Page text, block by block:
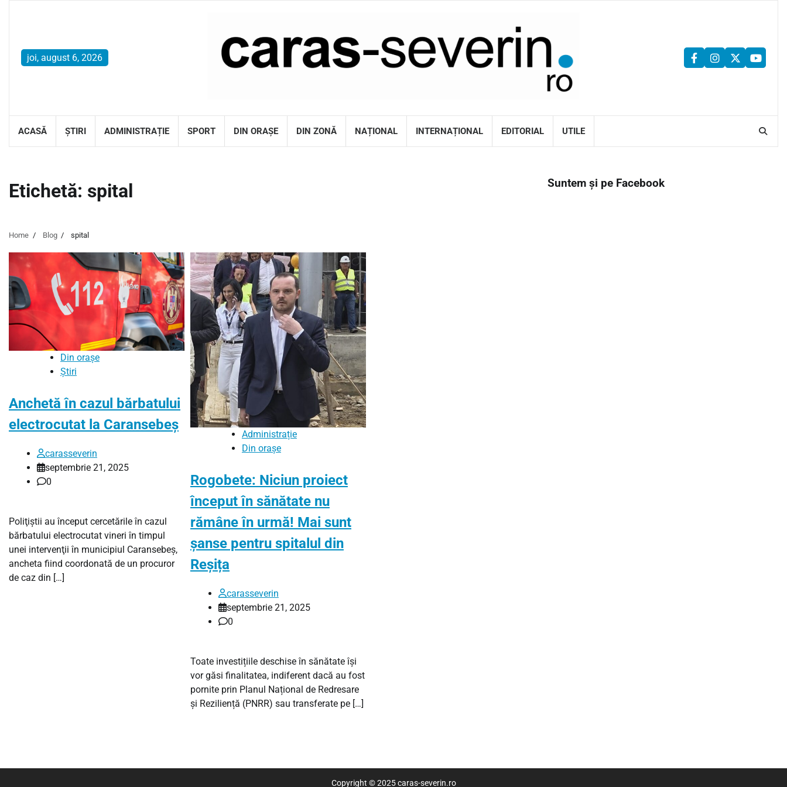
joi, august 6, 2026
facebookinstagram
twitter
ACASĂ ȘTIRI ADMINISTRAȚIE SPORT DIN ORAȘE DIN ZONĂ NAȚIONAL INTERNAȚIONAL EDITORIAL UTILE
Etichetă: spital
Home Blog spital
Din orașe
Știri
Anchetă în cazul bărbatului
electrocutat la Caransebeş
carasseverin
septembrie 21, 2025
0
Poliţiştii au început cercetările în cazul
bărbatului electrocutat vineri în timpul
unei intervenţii în municipiul Caransebeş,
ancheta fiind coordonată de un procuror
de caz din […]
Administrație
Din orașe
Rogobete: Niciun proiect
început în sănătate nu
rămâne în urmă! Mai sunt
șanse pentru spitalul din
Reșița
carasseverin
septembrie 21, 2025
0
Toate investițiile deschise în sănătate își
vor găsi finalitatea, indiferent dacă au fost
pornite prin Planul Național de Redresare
și Reziliență (PNRR) sau transferate pe […]
Suntem și pe Facebook